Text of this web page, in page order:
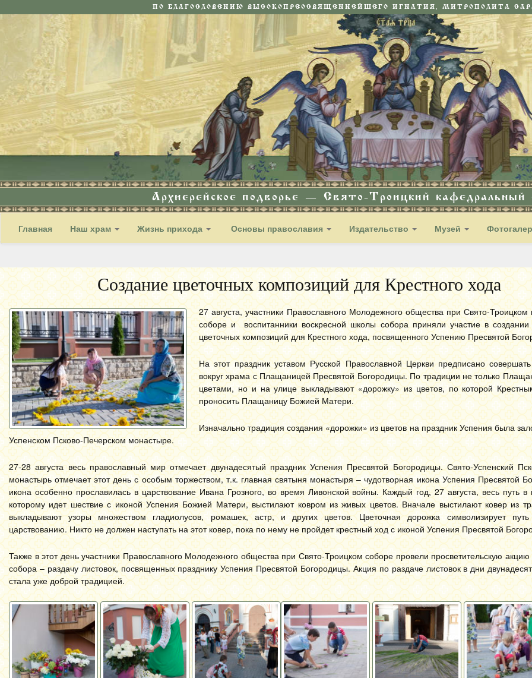
ПО БЛАГОСЛОВЕНИЮ ВЫСОКОПРЕОСВЯЩЕННЕЙШЕГО ИГНАТИЯ, МИТРОПОЛИТА
Архиерейское подворье — Свято-Троицкий кафедральный
Главная Наш храм Жизнь прихода Основы православия Издательство Музей
Создание цветочных композиций для Крестного хода
27 августа, участники Православного Молодежного общества при Свято-
соборе и воспитанники воскресной школы собора приняли участие в создании
цветочных композиций для Крестного хода, посвященного Успению Пресвятой
На этот праздник уставом Русской Православной Церкви предписано
вокруг храма с Плащаницей Пресвятой Богородицы. По традиции не только
цветами, но и на улице выкладывают «дорожку» из цветов, по которой
проносить Плащаницу Божией Матери.
Изначально традиция создания «дорожки» из цветов на праздник Успения была
Успенском Псково-Печерском монастыре.
27-28 августа весь православный мир отмечает двунадесятый праздник Успения Пресвятой Богородицы. Свято-Успенский
монастырь отмечает этот день с особым торжеством, т.к. главная святыня монастыря – чудотворная икона Успения Пресвятой
икона особенно прославилась в царствование Ивана Грозного, во время Ливонской войны. Каждый год, 27 августа, весь путь
которому идет шествие с иконой Успения Божией Матери, выстилают ковром из живых цветов. Вначале выстилают ковер из
выкладывают узоры множеством гладиолусов, ромашек, астр, и других цветов. Цветочная дорожка символизирует
царствованию. Никто не должен наступать на этот ковер, пока по нему не пройдет крестный ход с иконой Успения Пресвятой
Также в этот день участники Православного Молодежного общества при Свято-Троицком соборе провели просветительскую
собора – раздачу листовок, посвященных празднику Успения Пресвятой Богородицы. Акция по раздаче листовок в дни
стала уже доброй традицией.